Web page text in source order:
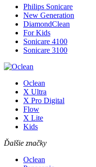
Philips Sonicare
New Generation
DiamondClean
For Kids
Sonicare 4100
Sonicare 3100
Oclean
X Ultra
X Pro Digital
Flow
X Lite
Kids
Ďalšie značky
Oclean